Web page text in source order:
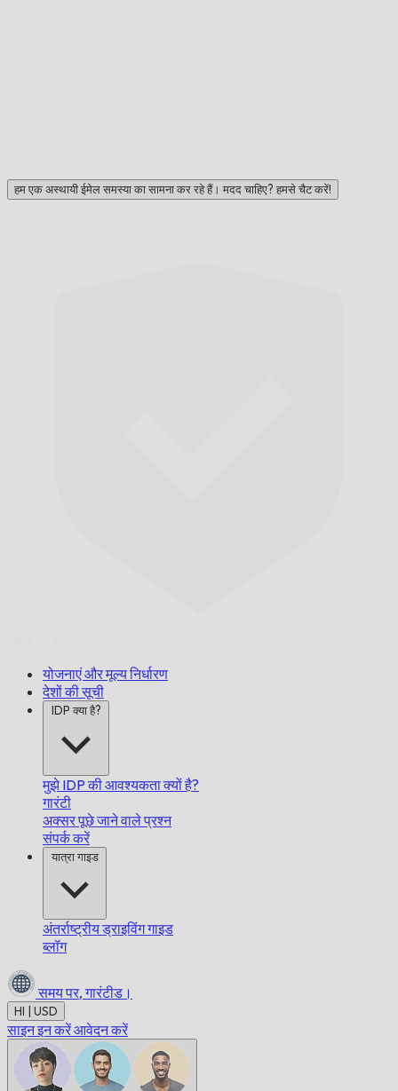
हम एक अस्थायी ईमेल समस्या का सामना कर रहे हैं। मदद चाहिए? हमसे चैट करें!
योजनाएं और मूल्य निर्धारण
देशों की सूची
IDP क्या है?
मुझे IDP की आवश्यकता क्यों है?
गारंटी
अक्सर पूछे जाने वाले प्रश्न
संपर्क करें
यात्रा गाइड
अंतर्राष्ट्रीय ड्राइविंग गाइड
ब्लॉग
समय पर, गारंटीड।
HI | USD
साइन इन करेंआवेदन करें